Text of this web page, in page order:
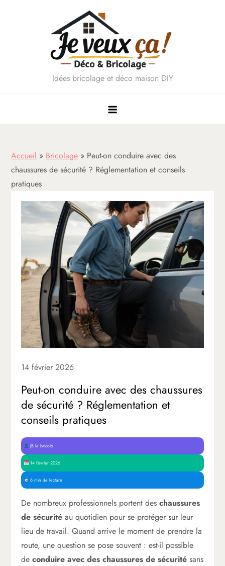
Idées bricolage et déco maison DIY
Accueil » Bricolage » Peut-on conduire avec des
chaussures de sécurité ? Réglementation et conseils
pratiques
14 février 2026
Peut-on conduire avec des chaussures
de sécurité ? Réglementation et
conseils pratiques
JB le bricolo
14 février 2026
6 min de lecture
De nombreux professionnels portent deschaussures
de sécurité au quotidien pour se protéger sur leur
lieu de travail. Quand arrive le moment de prendre la
route, une question se pose souvent : est-il possible
deconduire avec des chaussures de sécurité sans